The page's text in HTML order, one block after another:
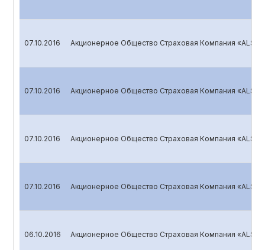
07.10.2016 Акционерное Общество Страховая Компания
07.10.2016 Акционерное Общество Страховая Компания
07.10.2016 Акционерное Общество Страховая Компания
07.10.2016 Акционерное Общество Страховая Компания
06.10.2016 Акционерное Общество Страховая Компания